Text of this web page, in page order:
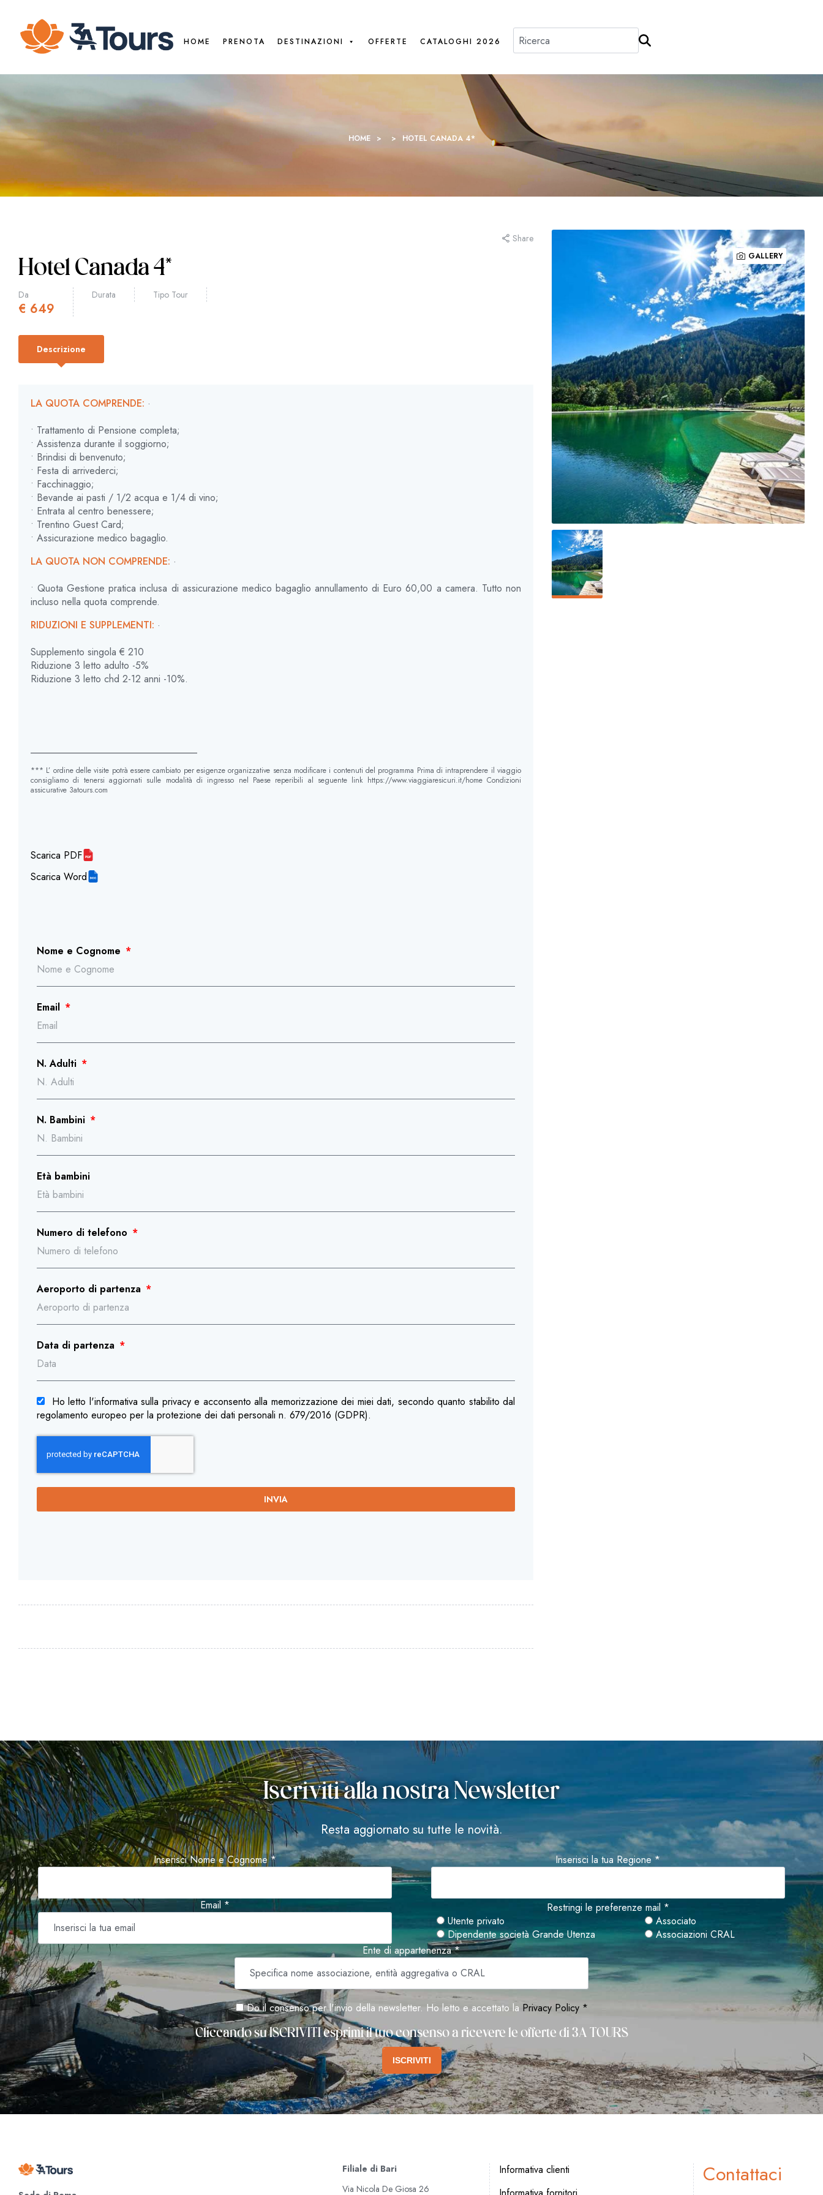
HOME PRENOTA DESTINAZIONI OFFERTE CATALOGHI 2026
HOME > > HOTEL CANADA 4*
Share
Hotel Canada 4*
Da
€ 649
Durata Tipo Tour
Descrizione
LA QUOTA COMPRENDE: ·
• Trattamento di Pensione completa;
• Assistenza durante il soggiorno;
• Brindisi di benvenuto;
• Festa di arrivederci;
• Facchinaggio;
• Bevande ai pasti / 1/2 acqua e 1/4 di vino;
• Entrata al centro benessere;
• Trentino Guest Card;
• Assicurazione medico bagaglio.
LA QUOTA NON COMPRENDE: ·
• Quota Gestione pratica inclusa di assicurazione medico bagaglio annullamento di Euro 60,00 a camera. Tutto non
incluso nella quota comprende.
RIDUZIONI E SUPPLEMENTI: ·
Supplemento singola € 210
Riduzione 3 letto adulto -5%
Riduzione 3 letto chd 2-12 anni -10%.
*** L’ ordine delle visite potrà essere cambiato per esigenze organizzative senza modificare i contenuti del programma Prima di intraprendere il viaggio
consigliamo di tenersi aggiornati sulle modalità di ingresso nel Paese reperibili al seguente link https://www.viaggiaresicuri.it/home Condizioni
assicurative 3atours.com
Scarica PDF
Scarica Word
Nome e Cognome
Email
N. Adulti
N. Bambini
Età bambini
Numero di telefono
Aeroporto di partenza
Data di partenza
Ho letto l'informativa sulla privacy e acconsento alla memorizzazione dei miei dati, secondo quanto stabilito dal
regolamento europeo per la protezione dei dati personali n. 679/2016 (GDPR).
INVIA
GALLERY
Iscriviti alla nostra Newsletter
Resta aggiornato su tutte le novità.
Inserisci Nome e Cognome * Inserisci la tua Regione *
Email *
Restringi le preferenze mail *
Utente privato
Associato
Dipendente società Grande Utenza
Associazioni CRAL
Ente di appartenenza *
Do il consenso per l'invio della newsletter. Ho letto e accettato la Privacy Policy *
Cliccando su ISCRIVITI esprimi il tuo consenso a ricevere le offerte di 3A TOURS
ISCRIVITI
Filiale di Bari
Via Nicola De Giosa 26
Informativa clienti
Contattaci